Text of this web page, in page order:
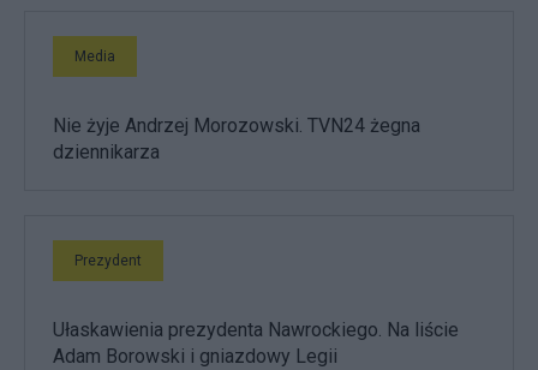
Media
Nie żyje Andrzej Morozowski. TVN24 żegna
dziennikarza
Prezydent
Ułaskawienia prezydenta Nawrockiego. Na liście
Adam Borowski i gniazdowy Legii